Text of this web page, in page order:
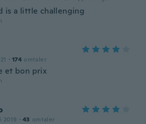
is a little challenging
· 174 omtaler
et bon prix
2019 · 43 omtaler